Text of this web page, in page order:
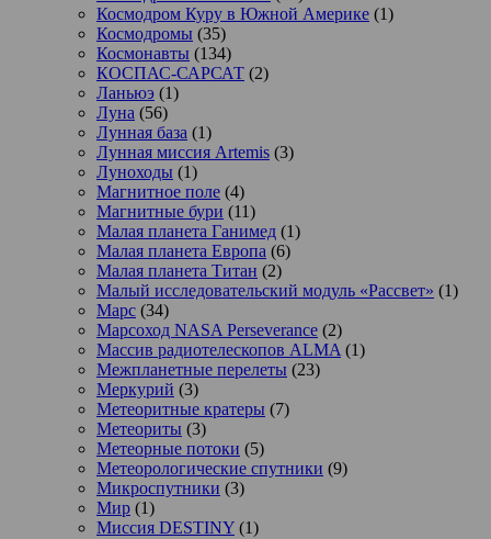
Космодром Куру в Южной Америке (1)
Космодромы (35)
Космонавты (134)
КОСПАС-САРСАТ (2)
Ланьюэ (1)
Луна (56)
Лунная база (1)
Лунная миссия Artemis (3)
Луноходы (1)
Магнитное поле (4)
Магнитные бури (11)
Малая планета Ганимед (1)
Малая планета Европа (6)
Малая планета Титан (2)
Малый исследовательский модуль «Рассвет» (1)
Марс (34)
Марсоход NASA Perseverance (2)
Массив радиотелескопов ALMA (1)
Межпланетные перелеты (23)
Меркурий (3)
Метеоритные кратеры (7)
Метеориты (3)
Метеорные потоки (5)
Метеорологические спутники (9)
Микроспутники (3)
Мир (1)
Миссия DESTINY (1)